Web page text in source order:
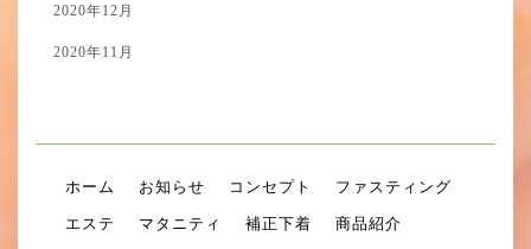
2020年12月
2020年11月
ホーム お知らせ コンセプト ファスティング
エステ マタニティ 補正下着 商品紹介